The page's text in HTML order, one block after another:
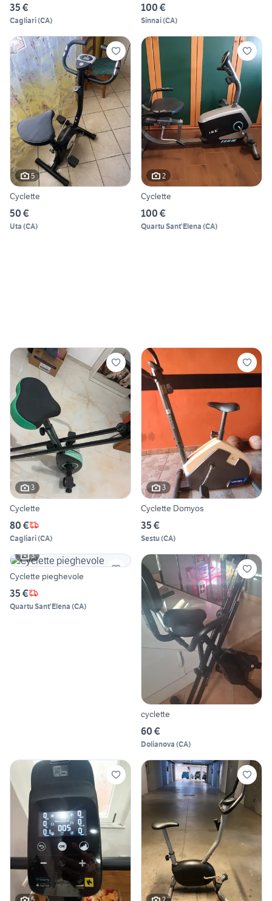
35 €
Cagliari(CA)
100 €
Sinnai(CA)
5
Cyclette
50 €
Uta (CA)
2
Cyclette
100 €
Quartu Sant'Elena (CA)
3
Cyclette
80 €
Cagliari(CA)
3
Cyclette Domyos
35 €
Sestu(CA)
3
Cyclette pieghevole
35 €
Quartu Sant'Elena (CA)
cyclette
60 €
Dolianova (CA)